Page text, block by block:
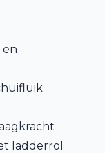
en
ladderrol